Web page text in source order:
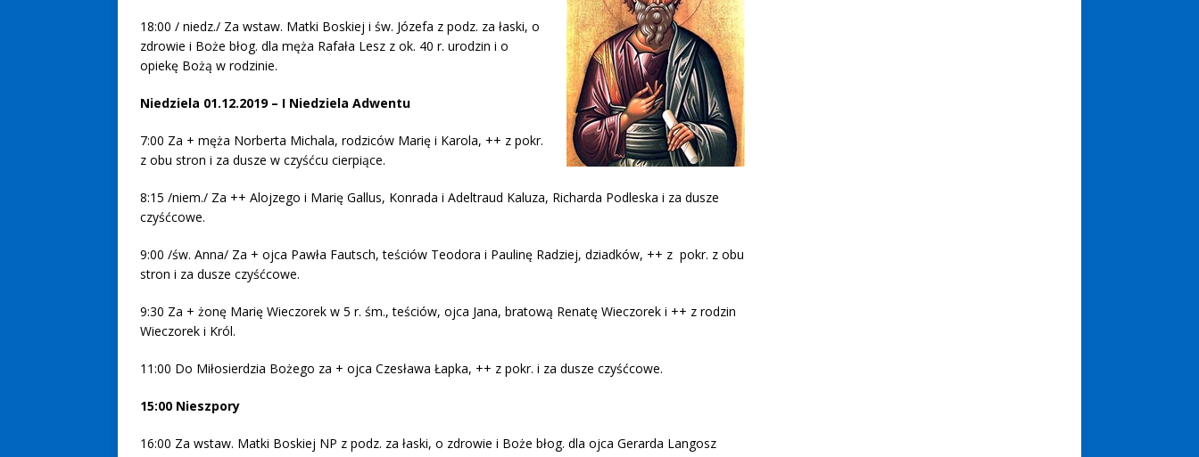
18:00 / niedz./ Za wstaw. Matki Boskiej i św. Józefa z podz. za łaski, o
zdrowie i Boże błog. dla męża Rafała Lesz z ok. 40 r. urodzin i o
opiekę Bożą w rodzinie.
Niedziela 01.12.2019 – I Niedziela Adwentu
7:00 Za + męża Norberta Michala, rodziców Marię i Karola, ++ z pokr.
z obu stron i za dusze w czyśćcu cierpiące.
8:15 /niem./ Za ++ Alojzego i Marię Gallus, Konrada i Adeltraud Kaluza, Richarda Podleska i za dusze
czyśćcowe.
9:00 /św. Anna/ Za + ojca Pawła Fautsch, teściów Teodora i Paulinę Radziej, dziadków, ++ z pokr. z obu
stron i za dusze czyśćcowe.
9:30 Za + żonę Marię Wieczorek w 5 r. śm., teściów, ojca Jana, bratową Renatę Wieczorek i ++ z rodzin
Wieczorek i Król.
11:00 Do Miłosierdzia Bożego za + ojca Czesława Łapka, ++ z pokr. i za dusze czyśćcowe.
15:00 Nieszpory
16:00 Za wstaw. Matki Boskiej NP z podz. za łaski, o zdrowie i Boże błog. dla ojca Gerarda Langosz